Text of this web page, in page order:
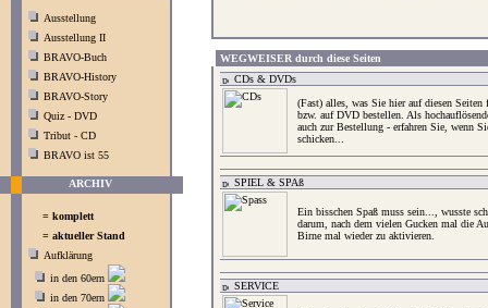
Ausstellung
Ausstellung II
BRAVO-Buch
BRAVO-History
BRAVO-Story
Quiz - DVD
Tribut - CD
BRAVO ist 55
ARCHIV
= komplett
= aktueller Stand
Aufklärung
in den 60ern
in den 70ern
WEGWEISER durch diese Seiten
CDs & DVDs
(Fast) alles, was Sie hier auf diesen
bzw. auf DVD bestellen. Als
auch zur Bestellung - erfahren Sie, wenn
schicken...
SPIEL & SPAß
Ein bisschen Spaß muss sein..., wusste
darum, nach dem vielen Gucken mal die
Birne mal wieder zu aktivieren.
SERVICE